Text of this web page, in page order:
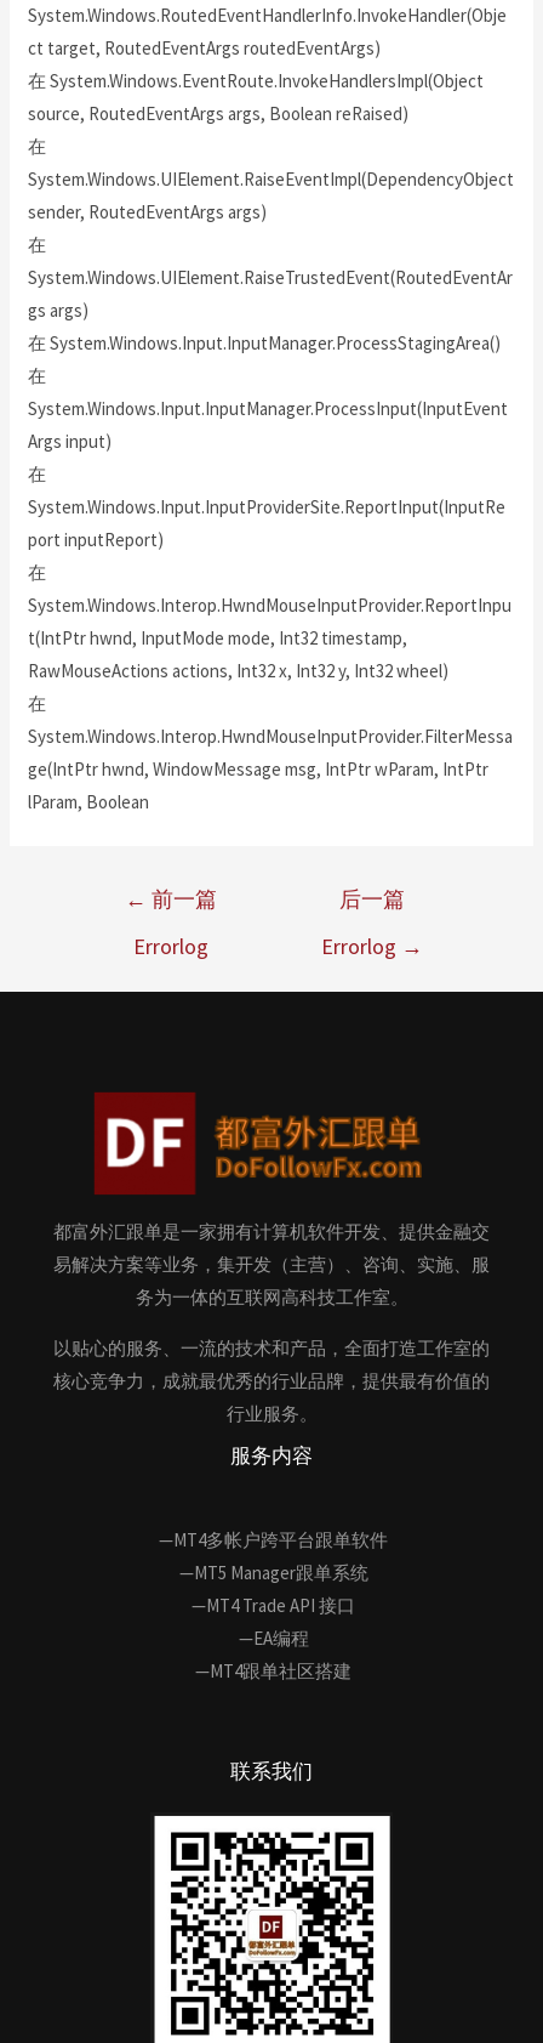
System.Windows.RoutedEventHandlerInfo.InvokeHandler(Obje
ct target, RoutedEventArgs routedEventArgs)
在 System.Windows.EventRoute.InvokeHandlersImpl(Object
source, RoutedEventArgs args, Boolean reRaised)
在
System.Windows.UIElement.RaiseEventImpl(DependencyObject
sender, RoutedEventArgs args)
在
System.Windows.UIElement.RaiseTrustedEvent(RoutedEventAr
gs args)
在 System.Windows.Input.InputManager.ProcessStagingArea()
在
System.Windows.Input.InputManager.ProcessInput(InputEvent
Args input)
在
System.Windows.Input.InputProviderSite.ReportInput(InputRe
port inputReport)
在
System.Windows.Interop.HwndMouseInputProvider.ReportInpu
t(IntPtr hwnd, InputMode mode, Int32 timestamp,
RawMouseActions actions, Int32 x, Int32 y, Int32 wheel)
在
System.Windows.Interop.HwndMouseInputProvider.FilterMessa
ge(IntPtr hwnd, WindowMessage msg, IntPtr wParam, IntPtr
lParam, Boolean
← 前一篇
Errorlog
后一篇
Errorlog →
都富外汇跟单是一家拥有计算机软件开发、提供金融交
易解决方案等业务，集开发（主营）、咨询、实施、服
务为一体的互联网高科技工作室。
以贴心的服务、一流的技术和产品，全面打造工作室的
核心竞争力，成就最优秀的行业品牌，提供最有价值的
行业服务。
服务内容
—MT4多帐户跨平台跟单软件
—MT5 Manager跟单系统
—MT4 Trade API 接口
—EA编程
—MT4跟单社区搭建
联系我们